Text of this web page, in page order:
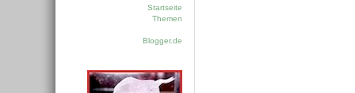
Startseite
Themen
Blogger.de